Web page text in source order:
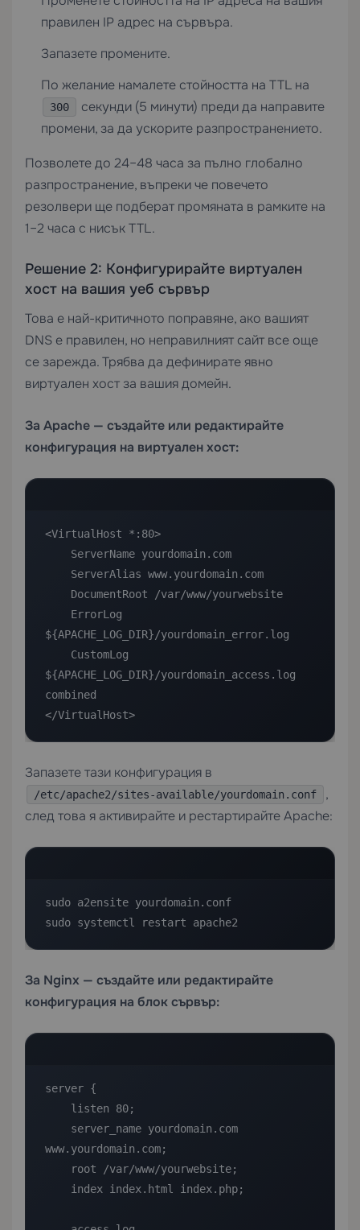
правилен IP адрес на сървъра.
Запазете промените.
По желание намалете стойността на TTL на
300
секунди (5 минути) преди да направите
промени, за да ускорите разпространението.
Позволете до 24–48 часа за пълно глобално
разпространение, въпреки че повечето
резолвери ще подберат промяната в рамките на
1–2 часа с нисък TTL.
Решение 2: Конфигурирайте виртуален
хост на вашия уеб сървър
Това е най-критичното поправяне, ако вашият
DNS е правилен, но неправилният сайт все още
се зарежда. Трябва да дефинирате явно
виртуален хост за вашия домейн.
За Apache — създайте или редактирайте
конфигурация на виртуален хост:
<VirtualHost *:80>
${APACHE_LOG_DIR}/yourdomain_error.log
${APACHE_LOG_DIR}/yourdomain_access.log
combined
</VirtualHost>
Запазете тази конфигурация в
/etc/apache2/sites-available/yourdomain.conf
,
след това я активирайте и рестартирайте Apache:
sudo a2ensite yourdomain.conf
sudo systemctl restart apache2
За Nginx — създайте или редактирайте
конфигурация на блок сървър:
server {
www.yourdomain.com;